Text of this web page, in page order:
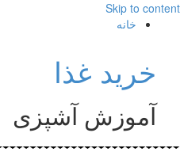
Skip to content
خانه
خرید غذا
آموزش آشپزی